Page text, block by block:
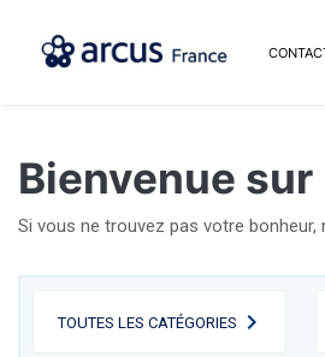
Bienvenue
Si vous ne trouvez pas votre
TOUTES LES CATÉGORIES